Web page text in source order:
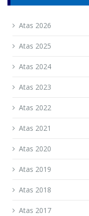
Atas 2026
Atas 2025
Atas 2024
Atas 2023
Atas 2022
Atas 2021
Atas 2020
Atas 2019
Atas 2018
Atas 2017